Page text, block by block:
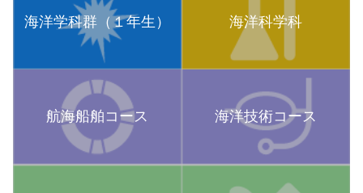
海洋学科群（１年生） 海洋科学科
航海船舶コース 海洋技術コース